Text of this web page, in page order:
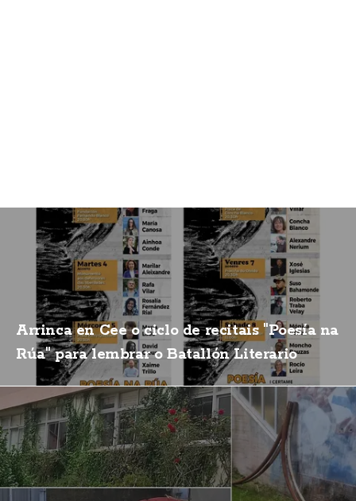
Arrinca en Cee o ciclo de recitais "Poesía na
Rúa" para lembrar o Batallón Literario